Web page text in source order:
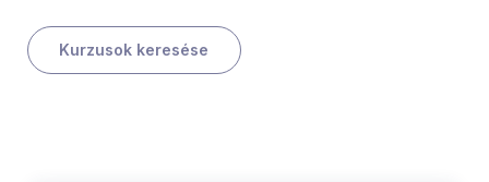
Kurzusok keresése